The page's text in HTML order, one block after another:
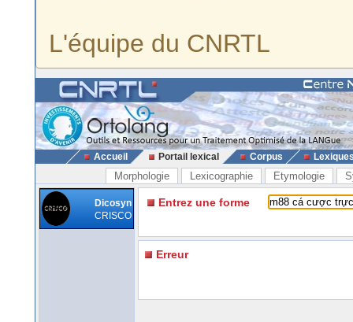
L'équipe du CNRTL
Accueil Portail lexical Corpus
Morphologie Lexicographie Etymologie
Dicosyn
CRISCO
Entrez une forme
Erreur